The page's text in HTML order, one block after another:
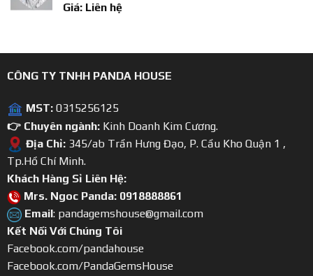
Giá: Liên hệ
CÔNG TY TNHH PANDA HOUSE
MST: 0315256125
👉 Chuyên ngành: Kinh Doanh Kim Cương.
Địa Chỉ:345/ab Trần Hưng Đạo, P. Cầu Kho Quận 1 ,
Tp.Hồ Chí Minh.
Khách Hàng Sỉ Liên Hệ:
Mrs. Ngoc Panda: 0918888861
Email: pandagemshouse@gmail.com
Kết Nối Với Chúng Tôi
Facebook.com/pandahouse
Facebook.com/PandaGemsHouse